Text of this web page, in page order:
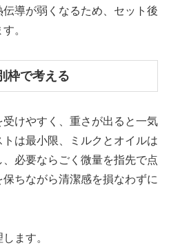
導が弱くなるため、セット後
。
枠で考える
けやすく、重さが出ると一気
は最小限、ミルクとオイルは
必要ならごく微量を指先で点
ちながら清潔感を損なわずに
ます。